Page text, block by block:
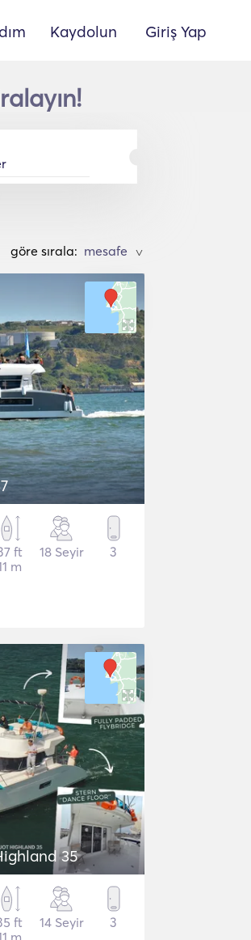
Kaydolun Giriş Yap
göre sırala: >
ft
m
18 Seyir 3
35
ft
m
14 Seyir 3